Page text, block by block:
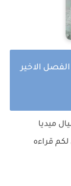
الاخير
ميديا
قراءه